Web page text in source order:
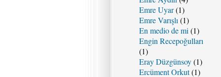
Emre Uyar(1)
Emre Varışlı (1)
En medio de mi (1)
Engin Recepoğulları
(1)
Eray Düzgünsoy(1)
Ercüment Orkut(1)